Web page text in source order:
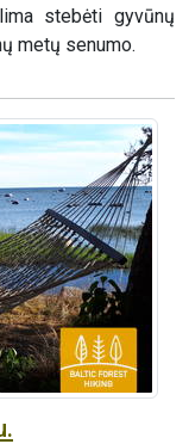
stebėti gyvūnų
metų senumo.